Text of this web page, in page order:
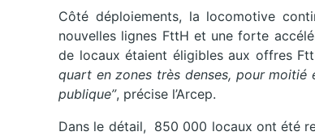
Côté déploiements, la locomotive
nouvelles lignes FttH et une forte
de locaux étaient éligibles aux offres
quart en zones très denses, pour moitié
publique”, précise l’Arcep.
Dans le détail, 850 000 locaux ont été